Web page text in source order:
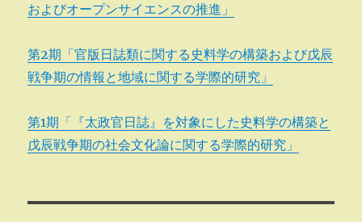
およびオープンサイエンスの推進」
第2期「官版日誌類に関する史料学の構築および戊辰
戦争期の情報と地域に関する学際的研究」
第1期「『太政官日誌』を対象にした史料学の構築と
戊辰戦争期の社会文化論に関する学際的研究」